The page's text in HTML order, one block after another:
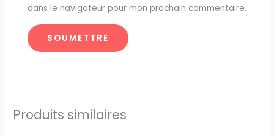
dans le navigateur pour mon prochain commentaire.
Produits similaires